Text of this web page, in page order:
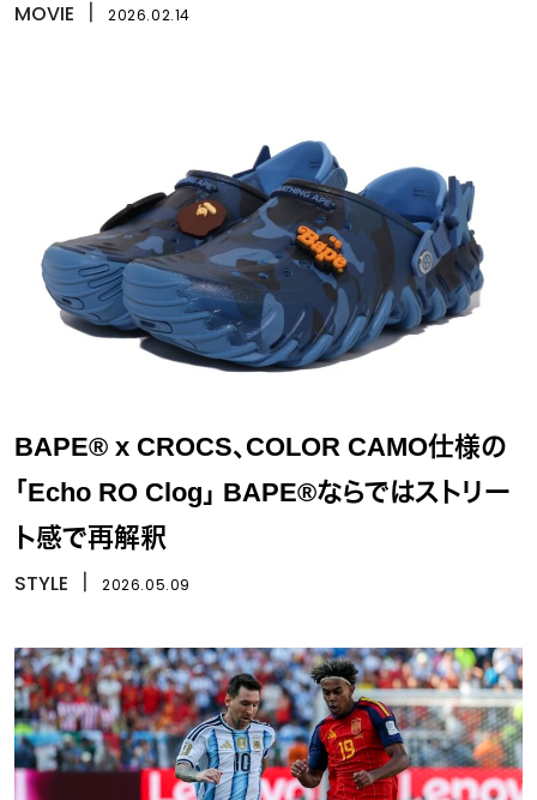
MOVIE 2026.02.14
BAPE® x CROCS、COLOR CAMO仕様の
「Echo RO Clog」 BAPE®ならではストリー
ト感で再解釈
STYLE 2026.05.09